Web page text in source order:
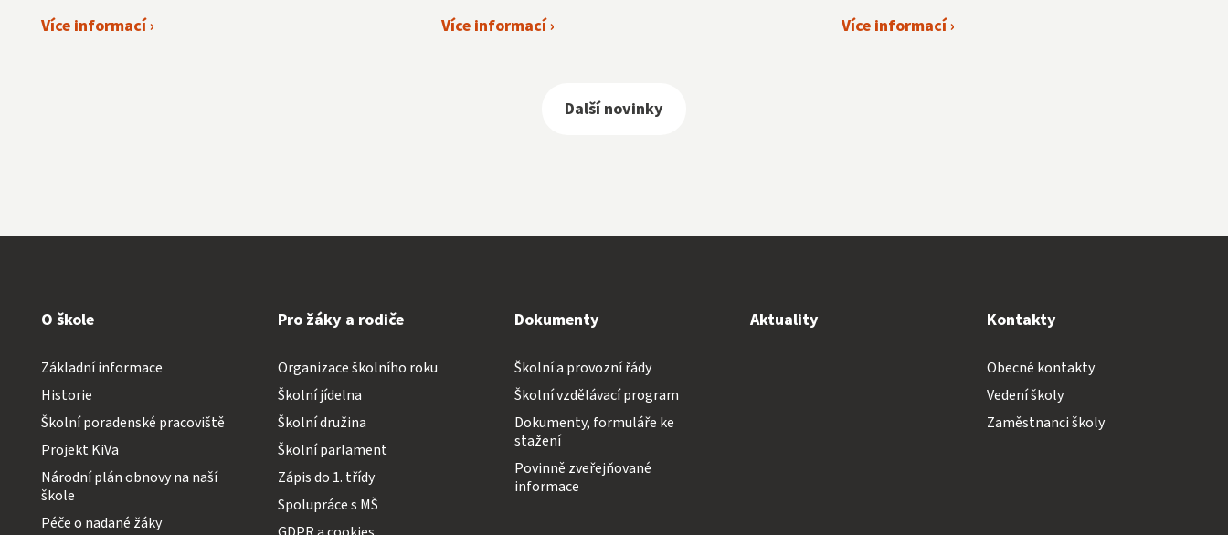
Více informací › Více informací › Více informací ›
Další novinky
O škole
Základní informace
Historie
Školní poradenské pracoviště
Projekt KiVa
Národní plán obnovy na naší
škole
Péče o nadané žáky
Pro žáky a rodiče
Organizace školního roku
Školní jídelna
Školní družina
Školní parlament
Zápis do 1. třídy
Spolupráce s MŠ
Dokumenty
Školní a provozní řády
Školní vzdělávací program
Dokumenty, formuláře ke
stažení
Povinně zveřejňované
informace
Aktuality Kontakty
Obecné kontakty
Vedení školy
Zaměstnanci školy